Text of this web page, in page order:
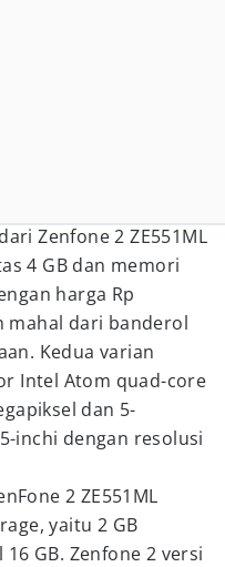
Zenfone 2 ZE551ML
4 GB dan memori
harga Rp
mahal dari banderol
Kedua varian
Intel Atom quad-core
dan 5-
inchi dengan resolusi
2 ZE551ML
yaitu 2 GB
GB. Zenfone 2 versi